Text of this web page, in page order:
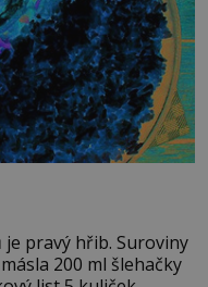
hřib. Suroviny
200 ml šlehačky